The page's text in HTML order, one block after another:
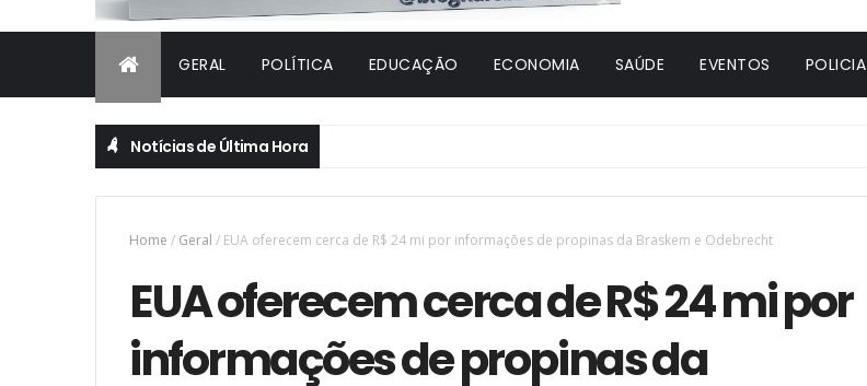
GERAL POLÍTICA EDUCAÇÃO ECONOMIA SAÚDE EVENTOS POLICIA
Notícias de Última Hora
Home / Geral / EUA oferecem cerca de R$ 24 mi por informações de propinas da Braskem e Odebrecht
EUA oferecem cerca de R$ 24 mi por
informações de propinas da